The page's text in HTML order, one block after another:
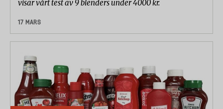
visar vårt test av 9 blenders under 4000 kr.
17 MARS